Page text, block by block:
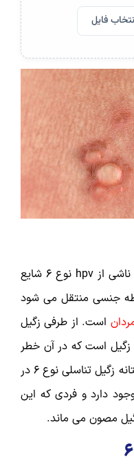
فایل
اچ پی وی 6 چیست؟ زگیل تناسلی ناشی از hpv نوع 6 شایع
جنسی منتقل می شود
است. از طرفی زگیل
کم خطر زگیل است که در آن خطر
سرطان بی نهایت کم است. خوشبختانه زگیل تناسلی نوع 6 در
گارداسیل 4 و گارداسیل 9 وجود دارد و فردی که این
زگیل مصون می ماند.